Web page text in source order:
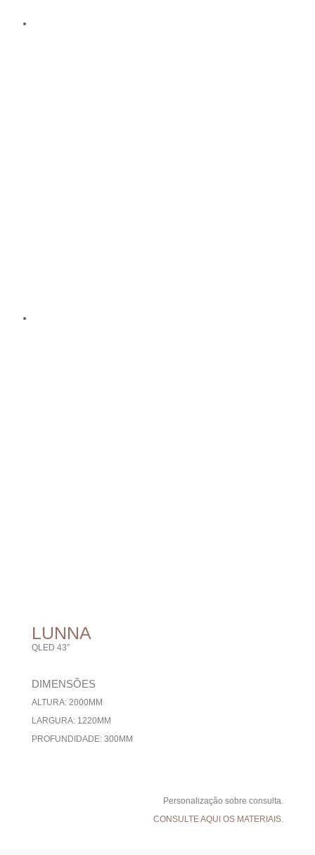
LUNNA
QLED 43″
DIMENSÕES
ALTURA: 2000MM
LARGURA: 1220MM
PROFUNDIDADE: 300MM
Personalização sobre consulta.
CONSULTE AQUI OS MATERIAIS.